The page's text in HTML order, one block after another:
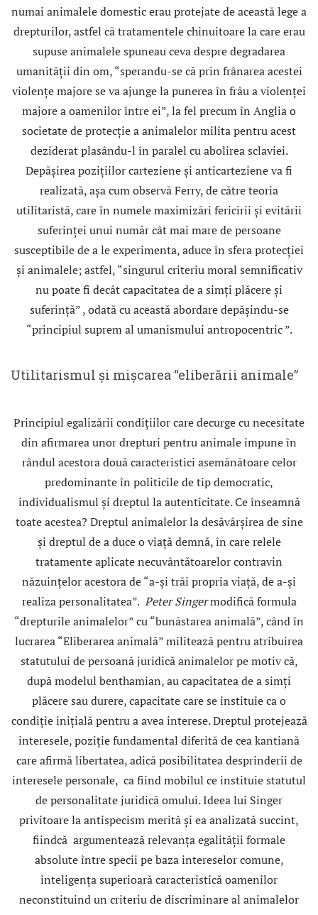
numai animalele domestic erau protejate de această lege a
drepturilor, astfel că tratamentele chinuitoare la care erau
supuse animalele spuneau ceva despre degradarea
umanităţii din om, “sperandu-se că prin frânarea acestei
violențe majore se va ajunge la punerea în frâu a violenţei
majore a oamenilor între ei”, la fel precum în Anglia o
societate de protecție a animalelor milita pentru acest
deziderat plasându-l în paralel cu abolirea sclaviei.
Depăşirea poziţiilor carteziene şi anticarteziene va fi
realizată, aşa cum observă Ferry, de către teoria
utilitaristă, care în numele maximizări fericirii şi evitării
suferinţei unui număr cât mai mare de persoane
susceptibile de a le experimenta, aduce în sfera protecţiei
şi animalele; astfel, “singurul criteriu moral semnificativ
nu poate fi decât capacitatea de a simţi plăcere şi
suferinţă” , odată cu această abordare depăşindu-se
“principiul suprem al umanismului antropocentric ”.
Utilitarismul și mișcarea “eliberării animale”
Principiul egalizării condiţiilor care decurge cu necesitate
din afirmarea unor drepturi pentru animale impune în
rândul acestora două caracteristici asemănătoare celor
predominante în politicile de tip democratic,
individualismul şi dreptul la autenticitate. Ce înseamnă
toate acestea? Dreptul animalelor la desăvârşirea de sine
şi dreptul de a duce o viaţă demnă, în care relele
tratamente aplicate necuvântătoarelor contravin
năzuinţelor acestora de “a-şi trăi propria viaţă, de a-şi
realiza personalitatea”. Peter Singermodifică formula
“drepturile animalelor” cu “bunăstarea animală”, când în
lucrarea “Eliberarea animală” militează pentru atribuirea
statutului de persoană juridică animalelor pe motiv că,
după modelul benthamian, au capacitatea de a simţi
plăcere sau durere, capacitate care se instituie ca o
condiție iniţială pentru a avea interese. Dreptul protejează
interesele, poziţie fundamental diferită de cea kantiană
care afirmă libertatea, adică posibilitatea desprinderii de
interesele personale, ca fiind mobilul ce instituie statutul
de personalitate juridică omului. Ideea lui Singer
privitoare la antispecism merită şi ea analizată succint,
fiindcă argumentează relevanţa egalităţii formale
absolute între specii pe baza intereselor comune,
inteligenţa superioară caracteristică oamenilor
neconstituind un criteriu de discriminare al animalelor